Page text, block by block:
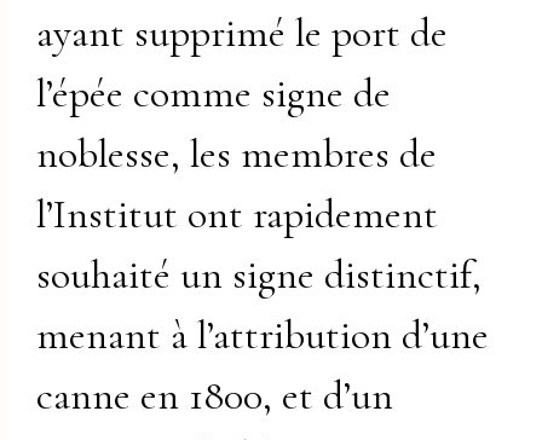
ayant supprimé le port de
l’épée comme signe de
noblesse, les membres de
l’Institut ont rapidement
souhaité un signe distinctif,
menant à l’attribution d’une
canne en 1800, et d’un